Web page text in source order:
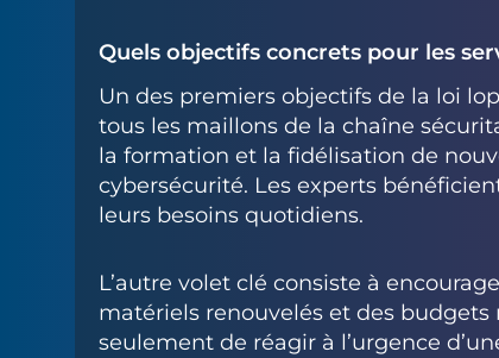
Quels objectifs concrets pour les
Un des premiers objectifs de la loi
tous les maillons de la chaîne
la formation et la fidélisation de
cybersécurité. Les experts
leurs besoins quotidiens.
L’autre volet clé consiste à
matériels renouvelés et des budgets
seulement de réagir à l’urgence